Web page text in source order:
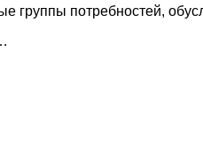
группы потребностей,